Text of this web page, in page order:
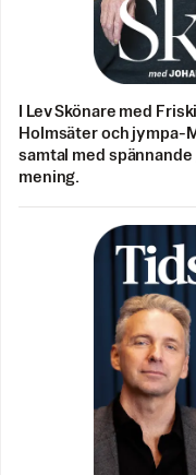
I Lev Skönare med
Holmsäter och jympa-
samtal med
mening.